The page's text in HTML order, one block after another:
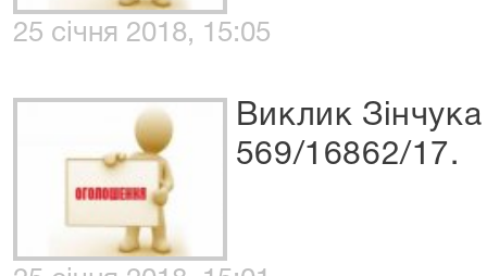
25 січня 2018, 15:05
Виклик
569/16862/17.